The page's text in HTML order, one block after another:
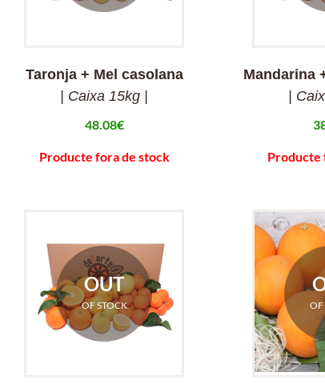
Taronja + Mel casolana
| Caixa 15kg |
48.08€
Producte fora de stock
Mandarina
|
Producte
OUT
OF STOCK OF